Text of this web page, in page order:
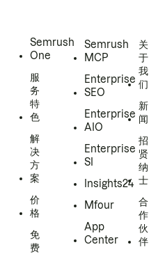
Semrush
One
服
务
特
色
解
决
方
案
价
格
免
费
Semrush
MCP
Enterprise
SEO
Enterprise
AIO
Enterprise
SI
Insights24
Mfour
App
Center
关
于
我
们
新
闻
招
贤
纳
士
合
作
伙
伴